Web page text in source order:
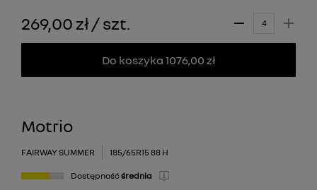
269,00 zł/szt.
Do koszyka 1076,00 zł
Motrio
FAIRWAY SUMMER 185/65R15 88 H
Dostępność średnia